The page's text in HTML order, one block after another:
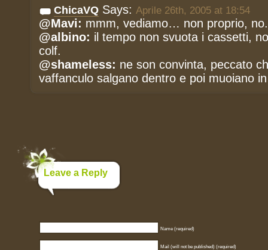
ChicaVQ Says: Aprile 26th, 2005 at 18:54
@Mavi: mmm, vediamo… non proprio, no.
@albino: il tempo non svuota i cassetti,
colf.
@shameless: ne son convinta, peccato
vaffanculo salgano dentro e poi muoiano
Leave a Reply
Name (required)
Mail (will not be published) (required)